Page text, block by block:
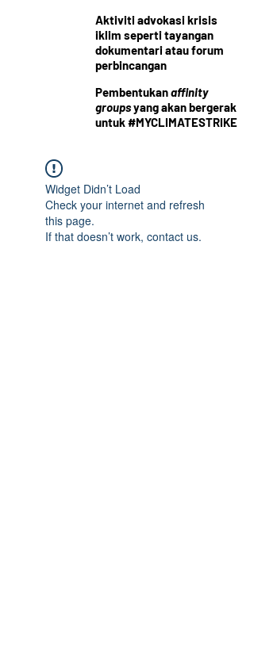
Aktiviti advokasi krisis
iklim seperti tayangan
dokumentari atauforum
perbincangan
Pembentukanaffinity
groupsyang akan bergerak
untuk #MYCLIMATESTRIKE
Widget Didn’t Load
Check your internet and refresh
this page.
If that doesn’t work, contact us.